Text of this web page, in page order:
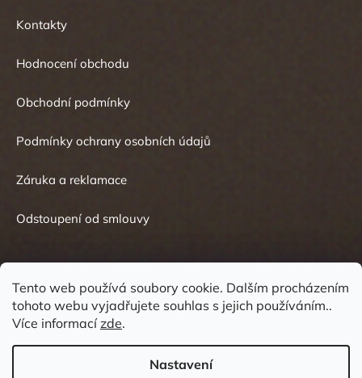
Tento web používá soubory cookie. Dalším procházením
tohoto webu vyjadřujete souhlas s jejich používáním..
Více informacízde.
Nastavení
Kontakty
Hodnocení obchodu
Obchodní podmínky
Podmínky ochrany osobních údajů
Záruka a reklamace
Odstoupení od smlouvy
Kontakt